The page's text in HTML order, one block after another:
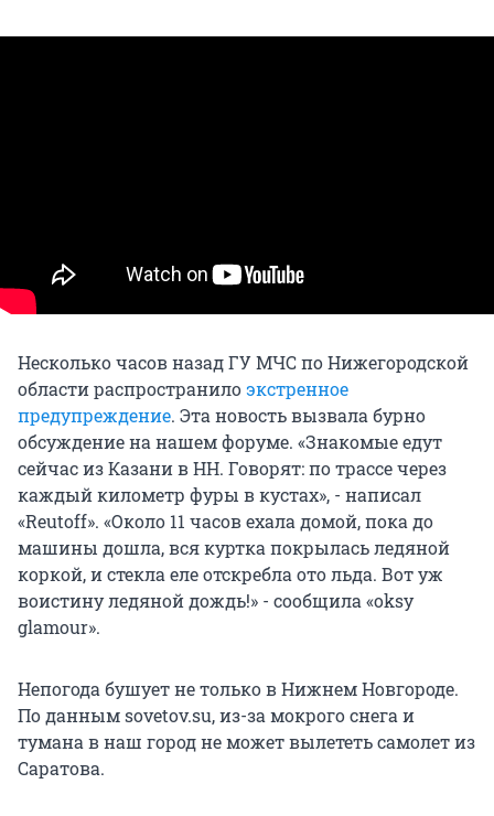
Несколько часов назад ГУ МЧС по Нижегородской
области распространилоэкстренное
предупреждение. Эта новость вызвала бурно
обсуждение на нашем форуме. «Знакомые едут
сейчас из Казани в НН. Говорят: по трассе через
каждый километр фуры в кустах», - написал
«Reutoff». «Около 11 часов ехала домой, пока до
машины дошла, вся куртка покрылась ледяной
коркой, и стекла еле отскребла ото льда. Вот уж
воистину ледяной дождь!» - сообщила «oksy
glamour».
Непогода бушует не только в Нижнем Новгороде.
По данным sovetov.su, из-за мокрого снега и
тумана в наш город не может вылететь самолет из
Саратова.